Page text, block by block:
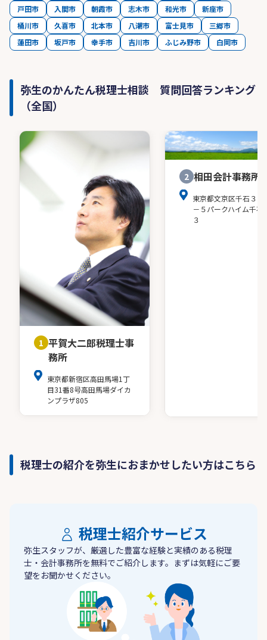
戸田市 入間市 朝霞市 志木市 和光市
新座市
桶川市
久喜市 北本市 八潮市 富士見市
三郷市
蓮田市
坂戸市 幸手市 吉川市 ふじみ野市 白岡市
弥生のかんたん税理士相談 質問回答ランキング
（全国）
1 平賀大二郎税理士事
務所
東京都新宿区高田馬場1丁
目31番8号高田馬場ダイカ
ンプラザ805
2 相田会計事務所
東京都文京区千石３－
－５パークハイム千石
３
税理士の紹介を弥生におまかせしたい方はこちら
税理士紹介サービス
弥生スタッフが、厳選した豊富な経験と実績のある税理
士・会計事務所を無料でご紹介します。まずは気軽にご要
望をお聞かせください。